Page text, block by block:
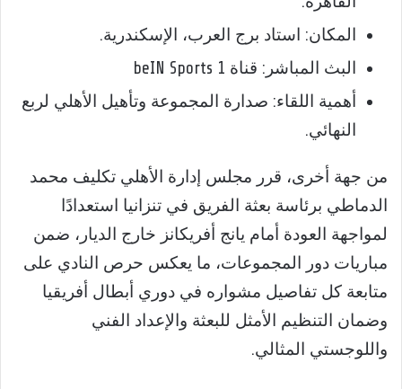
المكان: استاد برج العرب، الإسكندرية.
البث المباشر: قناة beIN Sports 1
أهمية اللقاء: صدارة المجموعة وتأهيل الأهلي لربع
النهائي.
من جهة أخرى، قرر مجلس إدارة الأهلي تكليف محمد
الدماطي برئاسة بعثة الفريق في تنزانيا استعدادًا
لمواجهة العودة أمام يانج أفريكانز خارج الديار، ضمن
مباريات دور المجموعات، ما يعكس حرص النادي على
متابعة كل تفاصيل مشواره في دوري أبطال أفريقيا
وضمان التنظيم الأمثل للبعثة والإعداد الفني
واللوجستي المثالي.